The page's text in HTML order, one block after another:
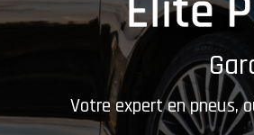
Votre expert en pneus,